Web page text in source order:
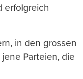
erfolgreich
in den grossen
Parteien, die